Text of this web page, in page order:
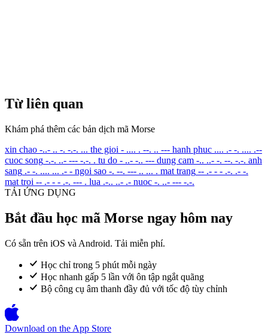
Từ liên quan
Khám phá thêm các bản dịch mã Morse
xin chao -..- .. -. -.-. ... the gioi - .... . --. .. --- hanh phuc .... .- -. .... .--
cuoc song -.-. ..- --- -.-. . tu do - ..- -.. --- dung cam -.. ..- -. --. -.-. anh
sang .- -. .... ... .- - ngoi sao -. --. --- .. ... . mat trang -- .- - - .-. .- -.
mat troi -- .- - - .-. --- . lua .-.. ..- .- nuoc -. ..- --- -.-.
TẢI ỨNG DỤNG
Bắt đầu học mã Morse ngay hôm nay
Có sẵn trên iOS và Android. Tải miễn phí.
Học chỉ trong 5 phút mỗi ngày
Học nhanh gấp 5 lần với ôn tập ngắt quãng
Bộ công cụ âm thanh đầy đủ với tốc độ tùy chỉnh
Download on the App Store